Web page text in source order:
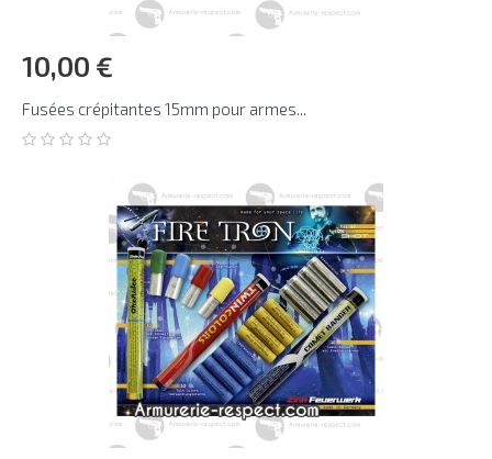
10,00 €
Fusées crépitantes 15mm pour armes...